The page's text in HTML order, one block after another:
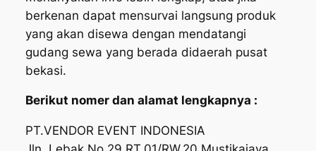
berkenan dapat mensurvai langsung produk
yang akan disewa dengan mendatangi
gudang sewa yang berada didaerah pusat
bekasi.
Berikut nomer dan alamat lengkapnya :
PT.VENDOR EVENT INDONESIA